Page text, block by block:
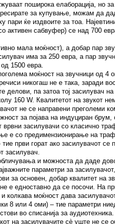
поширока елаборација, но за
за купување, можам да
ќе издвоите за тоа.
активен сабвуфер) се над 700
мала моќност), а добар пар
има за 250 евра, а пар
1500 евра.
моќност на звучници од 4
никогаш не е така, заради
делови, па затоа тој засилувач
160 W. Квалитетот на звукот
не се направени преголеми
за појава на индуциран брум,
врвни засилувачи со класично
е со предимензионирање на
први горат ако засилувачот се
засилувач.
и можноста да даде
параметри за
за основен, добар квалитет на
не е едноставно да се посочи. На
колкава моќност дава
8 или 4 оми) – тие параметри
во списанија за
на засилувачите сè уште не се